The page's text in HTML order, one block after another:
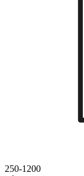
250-1200